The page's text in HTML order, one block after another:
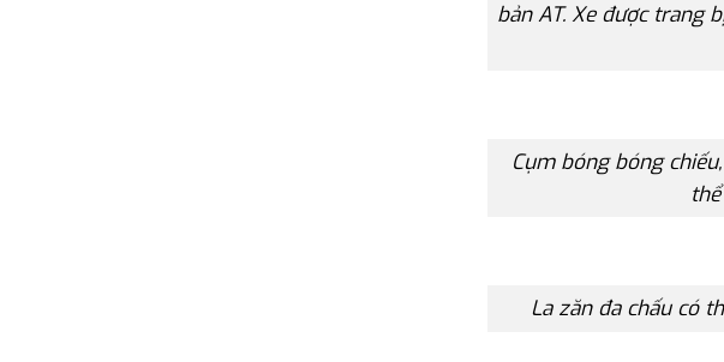
bản AT. Xe được trang
Cụm bóng bóng
La zăn đa chấu có